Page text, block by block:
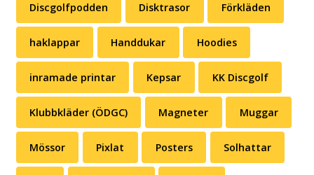
Discgolfpodden Disktrasor Förkläden
haklappar Handdukar Hoodies
inramade printar Kepsar KK Discgolf
Klubbkläder (ÖDGC) Magneter Muggar
Mössor Pixlat Posters Solhattar